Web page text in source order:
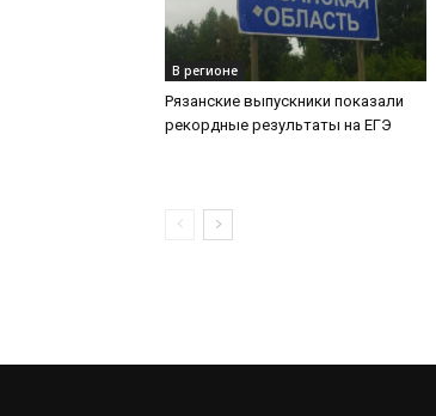
В регионе
Рязанские выпускники показали
рекордные результаты на ЕГЭ